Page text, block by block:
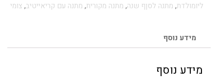
ליומולדת, מתנה לסןף שנה, מתנה מקורית, מתנה עם קריאייטיב, צומי
מידע נוסף
מידע נוסף